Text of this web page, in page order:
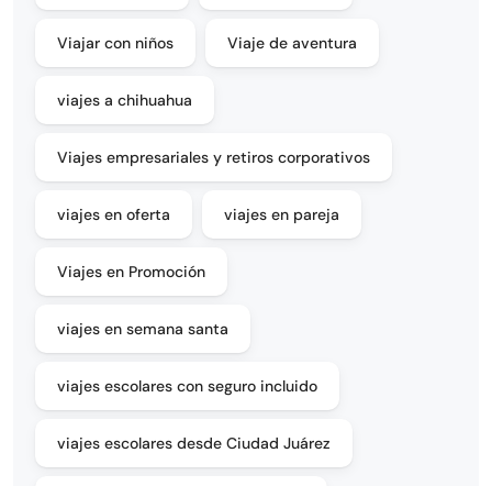
Viajar con niños Viaje de aventura
viajes a chihuahua
Viajes empresariales y retiros corporativos
viajes en oferta viajes en pareja
Viajes en Promoción
viajes en semana santa
viajes escolares con seguro incluido
viajes escolares desde Ciudad Juárez